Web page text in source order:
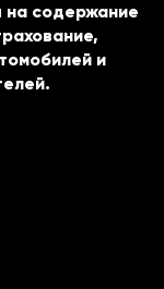
на содержание
и